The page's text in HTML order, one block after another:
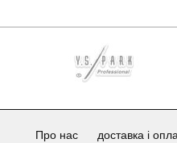
Про нас доставка і